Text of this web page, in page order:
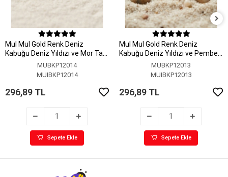
MuI MuI Gold Renk Deniz
Kabuğu Deniz Yıldızı ve Mor Taş
Detaylı KüpeMUBKP12014
MUIBKP12014
296,89 TL
Sepete Ekle
MuI MuI Gold Renk Deniz
Kabuğu Deniz Yıldızı ve Pembe
Taş Detaylı Küpe
MUBKP12013
MUIBKP12013
296,89 TL
Sepete Ekle